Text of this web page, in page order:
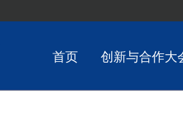
首页 创新与合作大